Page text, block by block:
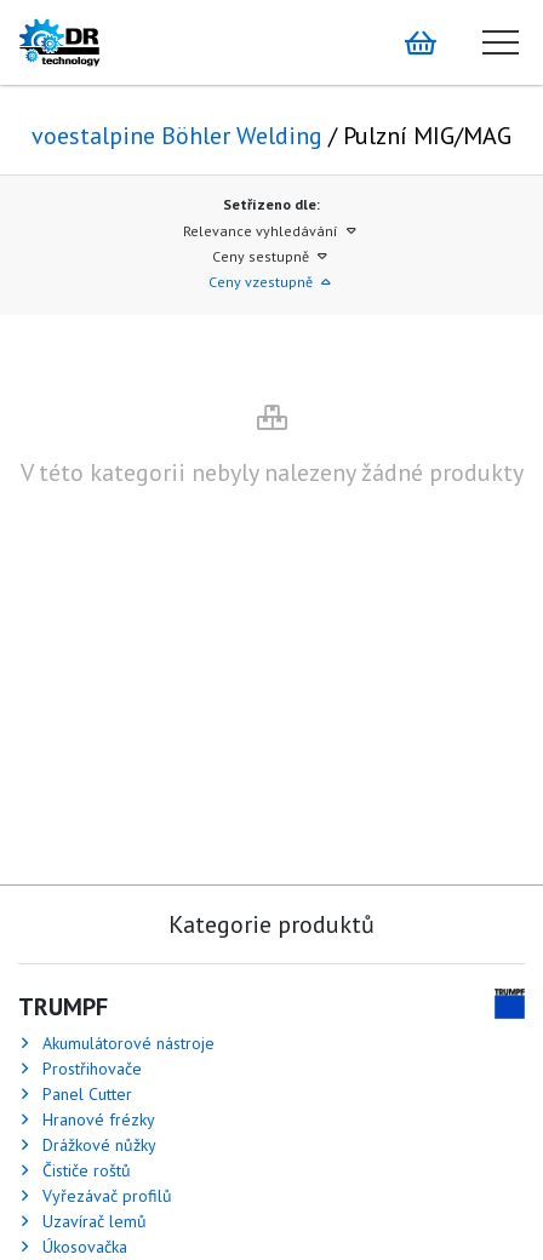
Kategorie produktů
TRUMPF
Akumulátorové nástroje
Prostřihovače
Panel Cutter
Hranové frézky
Drážkové nůžky
Čističe roštů
Vyřezávač profilů
Uzavírač lemů
Úkosovačka
voestalpine Böhler Welding / Pulzní MIG/MAG
Setřízeno dle:
Relevance vyhledávání
Ceny sestupně
Ceny vzestupně
V této kategorii nebyly nalezeny žádné produkty